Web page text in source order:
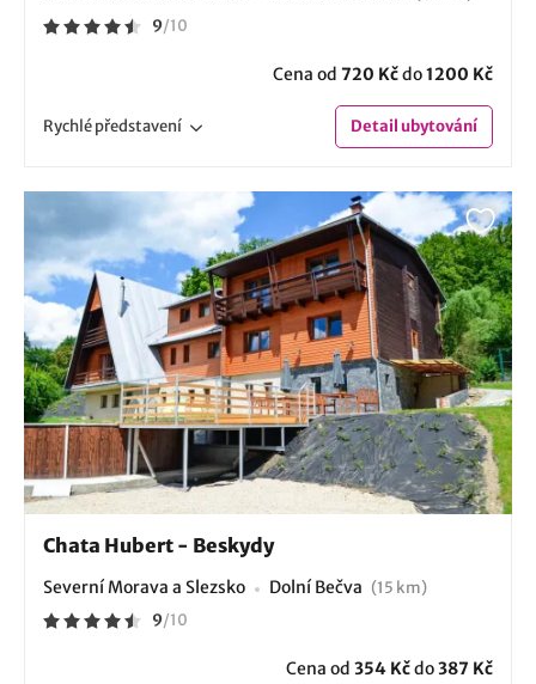
9/10
Cena od 720 Kčdo1200 Kč
Rychlépředstavení Detailubytování
Chata Hubert - Beskydy
Severní Morava a Slezsko Dolní Bečva (15 km)
9/10
Cena od 354 Kčdo387 Kč